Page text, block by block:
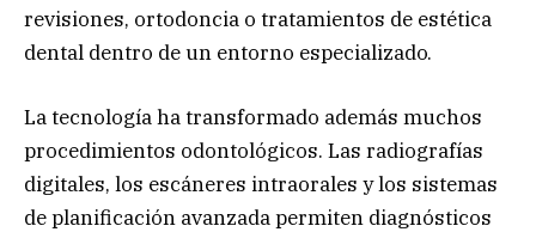
revisiones, ortodoncia o tratamientos de estética
dental dentro de un entorno especializado.
La tecnología ha transformado además muchos
procedimientos odontológicos. Las radiografías
digitales, los escáneres intraorales y los sistemas
de planificación avanzada permiten diagnósticos